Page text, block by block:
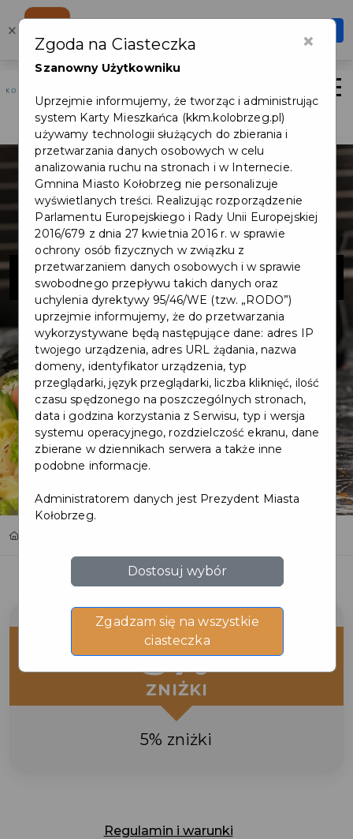
× Karta Mieszkańca
Szybciej, wygodniej, zawsze pod ręką
Logowanie/Rejestracja
MASAMI SUSHI
5%
ZNIŻKI
5% zniżki
Regulamin i warunki
×
Zgoda na Ciasteczka
Szanowny Użytkowniku
Uprzejmie informujemy, że tworząc i administrując
system Karty Mieszkańca (kkm.kolobrzeg.pl)
używamy technologii służących do zbierania i
przetwarzania danych osobowych w celu
analizowania ruchu na stronach i w Internecie.
Gmnina Miasto Kołobrzeg nie personalizuje
wyświetlanych treści. Realizując rozporządzenie
Parlamentu Europejskiego i Rady Unii Europejskiej
2016/679 z dnia 27 kwietnia 2016 r. w sprawie
ochrony osób fizycznych w związku z
przetwarzaniem danych osobowych i w sprawie
swobodnego przepływu takich danych oraz
uchylenia dyrektywy 95/46/WE (tzw. „RODO”)
uprzejmie informujemy, że do przetwarzania
wykorzystywane będą następujące dane: adres IP
twojego urządzenia, adres URL żądania, nazwa
domeny, identyfikator urządzenia, typ
przeglądarki, język przeglądarki, liczba kliknięć, ilość
czasu spędzonego na poszczególnych stronach,
data i godzina korzystania z Serwisu, typ i wersja
systemu operacyjnego, rozdzielczość ekranu, dane
zbierane w dziennikach serwera a także inne
podobne informacje.
Administratorem danych jest Prezydent Miasta
Kołobrzeg.
Dostosuj wybór
Zgadzam się na wszystkie
ciasteczka